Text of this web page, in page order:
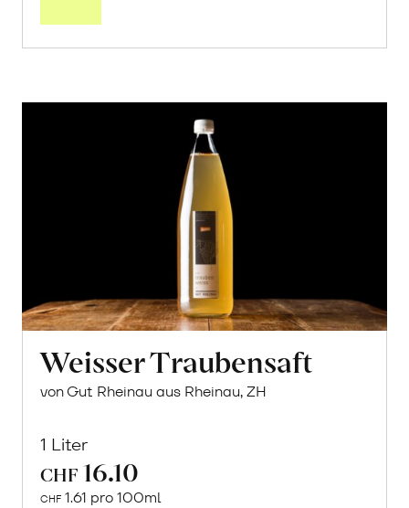
Weisser Traubensaft
von Gut Rheinau aus Rheinau, ZH
1 Liter
CHF 16.10
CHF 1.61 pro 100ml